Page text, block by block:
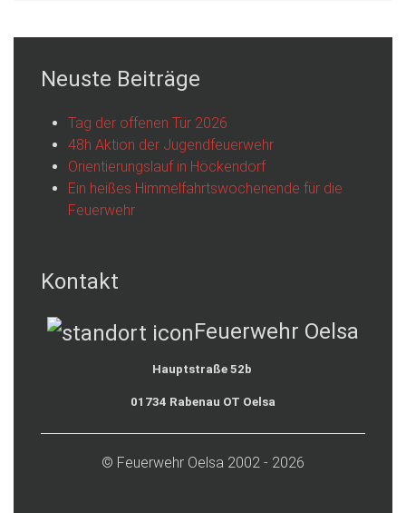
Neuste Beiträge
Tag der offenen Tür 2026
48h Aktion der Jugendfeuerwehr
Orientierungslauf in Höckendorf
Ein heißes Himmelfahrtswochenende für die
Feuerwehr
Kontakt
Feuerwehr Oelsa
Hauptstraße 52b
01734 Rabenau OT Oelsa
© Feuerwehr Oelsa 2002 - 2026